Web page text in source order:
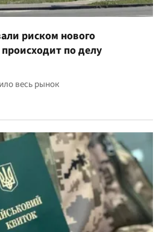
риском нового
по делу
весь рынок